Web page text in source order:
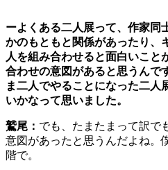
ーよくある二人展って、作家同
かのもともと関係があったり、
人を組み合わせると面白いこと
合わせの意図があると思うんで
ま二人でやることになった二人
いかなって思いました。
鷲尾： でも、たまたまって訳で
意図があったと思うんだよね。
階で。